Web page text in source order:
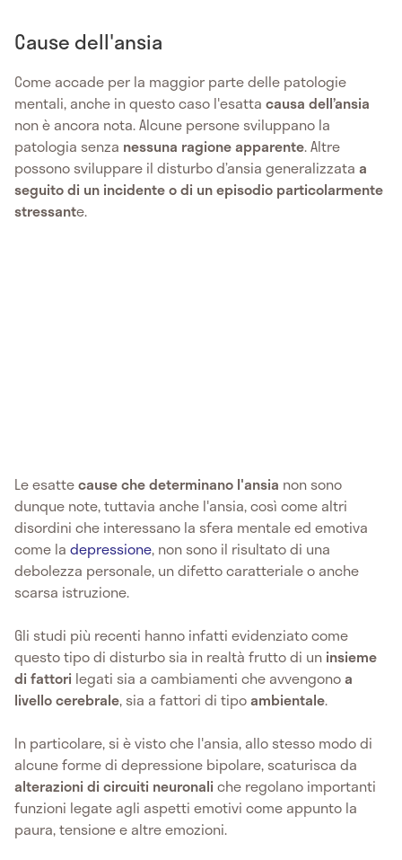
Cause dell'ansia
Come accade per la maggior parte delle patologie
mentali, anche in questo caso l'esatta causa dell’ansia
non è ancora nota. Alcune persone sviluppano la
patologia senza nessuna ragione apparente. Altre
possono sviluppare il disturbo d’ansia generalizzata a
seguito di un incidente o di un episodio particolarmente
stressante.
Le esattecause che determinano l'ansia non sono
dunque note, tuttavia anche l'ansia, così come altri
disordini che interessano la sfera mentale ed emotiva
come la depressione, non sono il risultato di una
debolezza personale, un difetto caratteriale o anche
scarsa istruzione.
Gli studi più recenti hanno infatti evidenziato come
questo tipo di disturbo sia in realtà frutto di un insieme
di fattori legati sia a cambiamenti che avvengonoa
livello cerebrale, sia a fattori di tipoambientale.
In particolare, si è visto che l'ansia, allo stesso modo di
alcune forme di depressione bipolare, scaturisca da
alterazioni di circuiti neuronaliche regolano importanti
funzioni legate agli aspetti emotivi come appunto la
paura, tensione e altre emozioni.